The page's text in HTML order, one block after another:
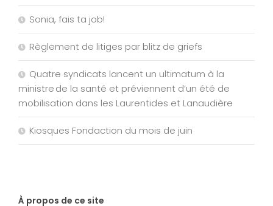
Sonia, fais ta job!
Règlement de litiges par blitz de griefs
Quatre syndicats lancent un ultimatum à la
ministre de la santé et préviennent d’un été de
mobilisation dans les Laurentides et Lanaudière
Kiosques Fondaction du mois de juin
À propos de ce site